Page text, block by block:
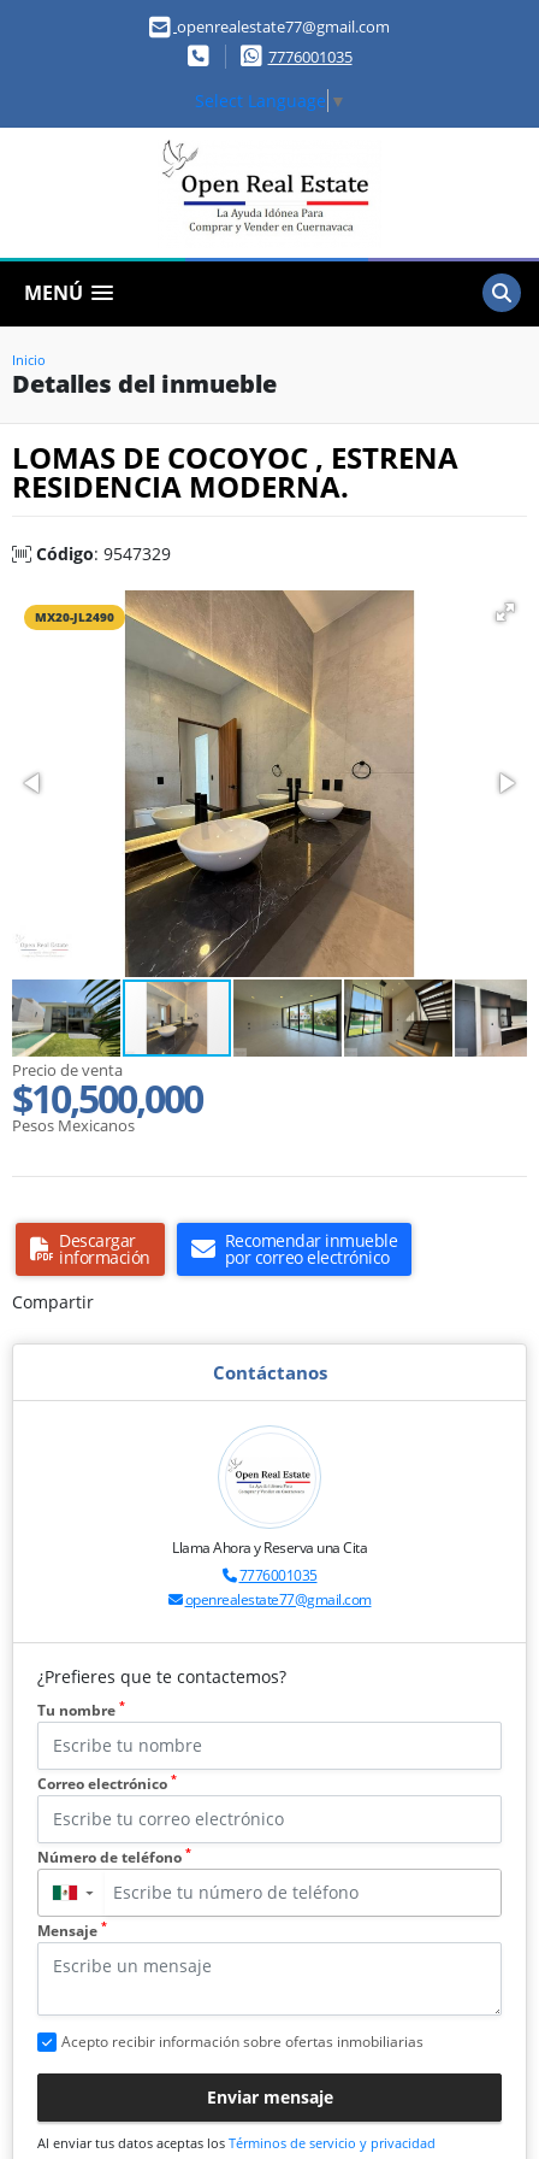
openrealestate77@gmail.com
7776001035
Select Language ▼
MENÚ
Inicio
Detalles del inmueble
LOMAS DE COCOYOC , ESTRENA
RESIDENCIA MODERNA.
Código: 9547329
MX20-JL2490
Precio de venta
$10,500,000
Pesos Mexicanos
Descargar
información
Recomendar inmueble
por correo electrónico
Compartir
Contáctanos
Llama Ahora y Reserva una Cita
7776001035
openrealestate77@gmail.com
¿Prefieres que te contactemos?
Tu nombre *
Correo electrónico *
Número de teléfono *
▼
Mensaje *
Acepto recibir información sobre ofertas inmobiliarias
Enviar mensaje
Al enviar tus datos aceptas los Términos de servicio y privacidad